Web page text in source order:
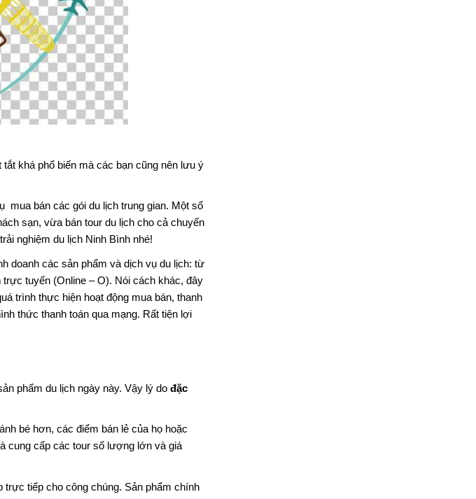
khá phổ biến mà các bạn cũng nên lưu ý
mua bán các gói du lịch trung gian. Một số
sạn, vừa bán tour du lịch cho cả chuyến
nghiệm du lịch Ninh Bình nhé!
doanh các sản phẩm và dịch vụ du lịch: từ
tuyến (Online – O). Nói cách khác, đây
trình thực hiện hoạt động mua bán, thanh
thức thanh toán qua mạng. Rất tiện lợi
phẩm du lịch ngày này. Vậy lý do đặc
bé hơn, các điểm bán lẻ của họ hoặc
cung cấp các tour số lượng lớn và giá
tiếp cho công chúng. Sản phẩm chính